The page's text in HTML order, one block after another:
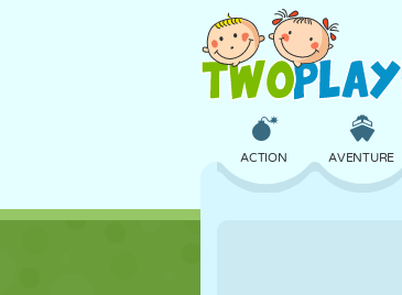
ACTION AVENTURE